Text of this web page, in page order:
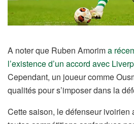
A noter que Ruben Amorima
l’existence d’un accord avec
Cependant, un joueur comme
qualités pour s’imposer dans la
Cette saison, le défenseur ivoirien